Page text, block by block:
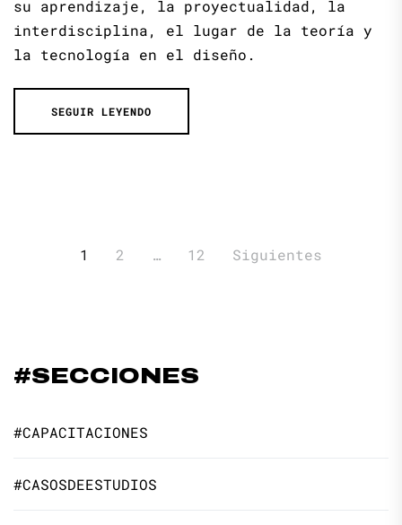
su aprendizaje, la proyectualidad, la
interdisciplina, el lugar de la teoría y
la tecnología en el diseño.
SEGUIR LEYENDO
Paginación
1 2 … 12 Siguientes
#SECCIONES
#CAPACITACIONES
#CASOSDEESTUDIOS